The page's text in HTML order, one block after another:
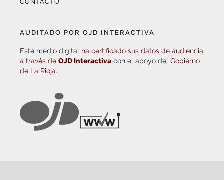
CONTACTO
AUDITADO POR OJD INTERACTIVA
Este medio digital ha certificado sus datos de audiencia
a través de OJD Interactiva con el apoyo del Gobierno
de La Rioja.